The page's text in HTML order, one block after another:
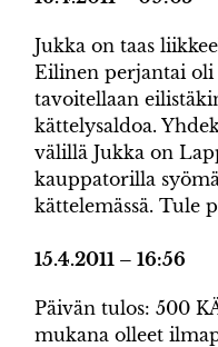
Jukka on taas
Eilinen perjantai oli
tavoitellaan
kättelysaldoa.
välillä Jukka on
kauppatorilla
kättelemässä. Tule
15.4.2011 – 16:56
Päivän tulos: 500
mukana olleet